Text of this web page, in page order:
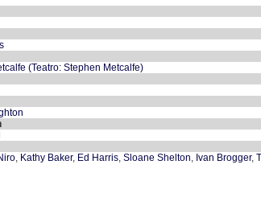
(Teatro: Stephen Metcalfe)
, Kathy Baker, Ed Harris, Sloane Shelton, Ivan Brogger,